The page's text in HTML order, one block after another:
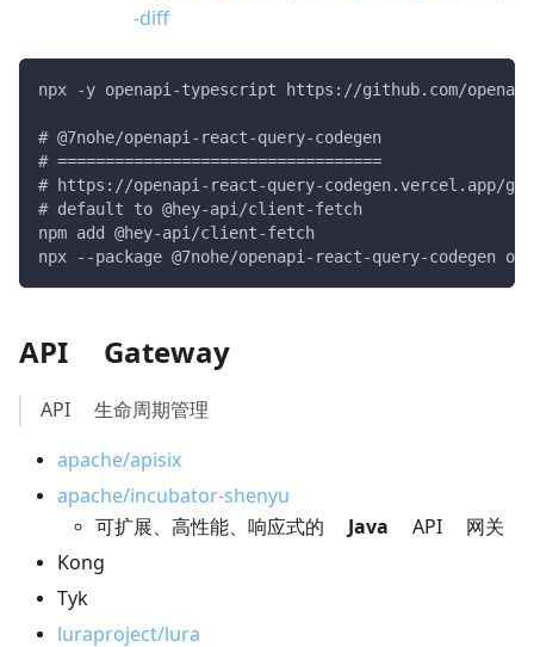
-diff
npx -y openapi-typescript https://github.com/
# @7nohe/openapi-react-query-codegen
# ==================================
# https://openapi-react-query-codegen.vercel.app/
# default to @hey-api/client-fetch
npm add @hey-api/client-fetch
npx --package @7nohe/openapi-react-query-codegen
API Gateway
API 生命周期管理
apache/apisix
apache/incubator-shenyu
可扩展、高性能、响应式的 Java API 网关
Kong
Tyk
luraproject/lura